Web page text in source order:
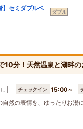
】セミダブルベ
ダブル
10分！天然温泉と湖畔
チェックイン 15:00～
然の表情を、ゆったりお湯